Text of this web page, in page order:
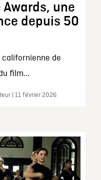
Awards, une
depuis 50
californienne de
film...
| 11 février 2026